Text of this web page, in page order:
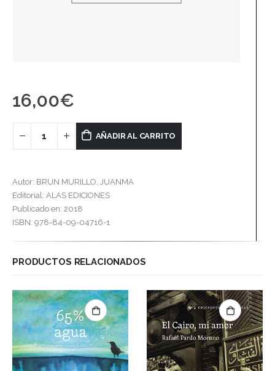
16,00€
AÑADIR AL CARRITO
Autor: BRUN MURILLO, JUANMA
Editorial: ALAS EDICIONES
Publicado en: 2018
ISBN: 978-84-09-04716-1
PRODUCTOS RELACIONADOS